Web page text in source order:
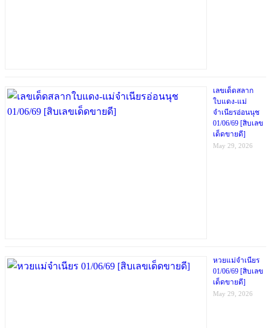
เลขเด็ดสลาก
ใบแดง-แม่
จำเนียรอ่อนนุช
01/06/69 [สิบเลข
เด็ดขายดี]
May 29, 2026
หวยแม่จำเนียร
01/06/69 [สิบเลข
เด็ดขายดี]
May 29, 2026